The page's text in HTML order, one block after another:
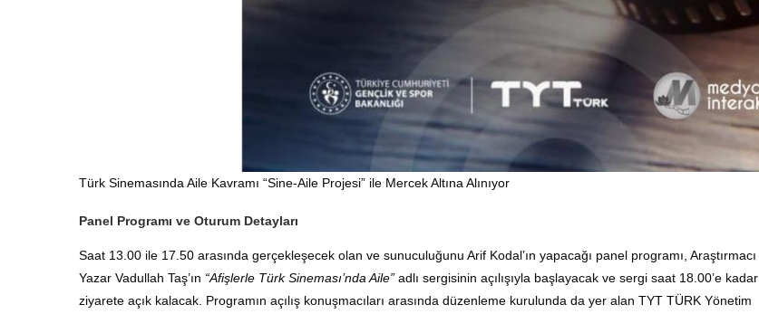
Türk Sinemasında Aile Kavramı “Sine-Aile Projesi” ile Mercek Altına Alınıyor
Panel Programı ve Oturum Detayları
Saat 13.00 ile 17.50 arasında gerçekleşecek olan ve sunuculuğunu Arif Kodal’ın yapacağı panel programı, Araştırmacı
Yazar Vadullah Taş’ın “Afişlerle Türk Sineması’nda Aile” adlı sergisinin açılışıyla başlayacak ve sergi saat 18.00’e kadar
ziyarete açık kalacak Programın açılış konuşmacıları arasında düzenleme kurulunda da yer alan TYT TÜRK Yönetim